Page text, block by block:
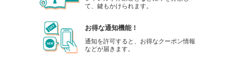
て、鍵もかけられます。
お得な通知機能！
通知を許可すると、お得なクーポン情報
などが届きます。